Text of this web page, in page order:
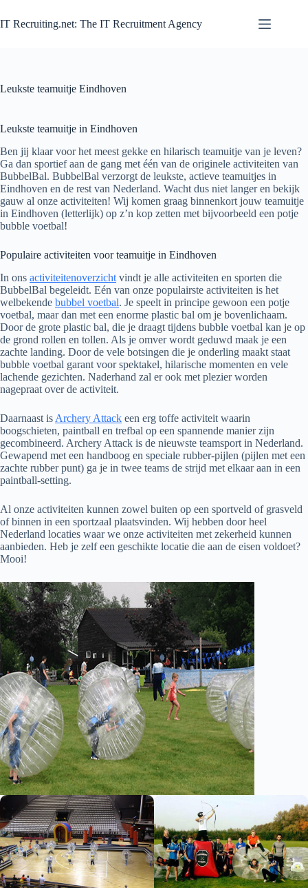
Inhalt
springen
IT Recruiting.net: The IT Recruitment Agency
Leukste teamuitje Eindhoven
Leukste teamuitje in Eindhoven
Ben jij klaar voor het meest gekke en hilarisch teamuitje van je leven?
Ga dan sportief aan de gang met één van de originele activiteiten van
BubbelBal. BubbelBal verzorgt de leukste, actieve teamuitjes in
Eindhoven en de rest van Nederland. Wacht dus niet langer en bekijk
gauw al onze activiteiten! Wij komen graag binnenkort jouw teamuitje
in Eindhoven (letterlijk) op z’n kop zetten met bijvoorbeeld een potje
bubble voetbal!
Populaire activiteiten voor teamuitje in Eindhoven
In ons activiteitenoverzicht vindt je alle activiteiten en sporten die
BubbelBal begeleidt. Eén van onze populairste activiteiten is het
welbekende bubbel voetbal. Je speelt in principe gewoon een potje
voetbal, maar dan met een enorme plastic bal om je bovenlichaam.
Door de grote plastic bal, die je draagt tijdens bubble voetbal kan je op
de grond rollen en tollen. Als je omver wordt geduwd maak je een
zachte landing. Door de vele botsingen die je onderling maakt staat
bubble voetbal garant voor spektakel, hilarische momenten en vele
lachende gezichten. Naderhand zal er ook met plezier worden
nagepraat over de activiteit.
Daarnaast is Archery Attack een erg toffe activiteit waarin
boogschieten, paintball en trefbal op een spannende manier zijn
gecombineerd. Archery Attack is de nieuwste teamsport in Nederland.
Gewapend met een handboog en speciale rubber-pijlen (pijlen met een
zachte rubber punt) ga je in twee teams de strijd met elkaar aan in een
paintball-setting.
Al onze activiteiten kunnen zowel buiten op een sportveld of grasveld
of binnen in een sportzaal plaatsvinden. Wij hebben door heel
Nederland locaties waar we onze activiteiten met zekerheid kunnen
aanbieden. Heb je zelf een geschikte locatie die aan de eisen voldoet?
Mooi!